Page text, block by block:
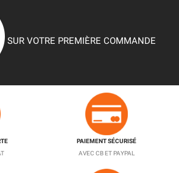
SUR VOTRE PREMIÈRE COMMANDE
PAIEMENT SÉCURISÉ
AVEC CB ET PAYPAL